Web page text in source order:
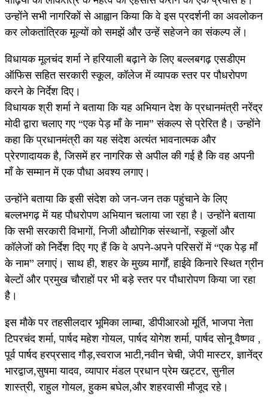
उन्होंने सभी नागरिकों से आह्वान किया कि वे इस प्रदर्शनी का अवलोकन
कर लोकतांत्रिक मूल्यों को समझें और उन्हें सहेजने का संकल्प लें।
विधायक मूलचंद शर्मा ने हरियाली बढ़ाने के लिए बल्लबगढ़ एसडीएम
ऑफिस सहित सरकारी स्कूल, कॉलेज में व्यापक स्तर पर पौधरोपण
करने के निर्देश दिए।
विधायक श्री शर्मा ने बताया कि यह अभियान देश के प्रधानमंत्री नरेंद्र
मोदी द्वारा चलाए गए “एक पेड़ माँ के नाम” संकल्प से प्रेरित है। उन्होंने
कहा कि प्रधानमंत्री का यह संदेश अत्यंत भावनात्मक और
प्रेरणादायक है, जिसमें हर नागरिक से अपील की गई है कि वह अपनी
माँ के सम्मान में एक पौधा अवश्य लगाए।
उन्होंने बताया कि इसी संदेश को जन-जन तक पहुंचाने के लिए
बल्लभगढ़ में यह पौधरोपण अभियान चलाया जा रहा है। उन्होंने बताया
कि सभी सरकारी विभागों, निजी औद्योगिक संस्थानों, स्कूलों और
कॉलेजों को निर्देश दिए गए हैं कि वे अपने-अपने परिसरों में “एक पेड़ माँ
के नाम” लगाएं। साथ ही, शहर के मुख्य मार्गों, हाईवे किनारे स्थित ग्रीन
बेल्टों और प्रमुख चौराहों पर भी बड़े स्तर पर पौधारोपण किया जा रहा
है।
इस मौके पर तहसीलदार भूमिका लाम्बा, डीपीआरओ मूर्ति, भाजपा नेता
टिपरचंद शर्मा, पार्षद महेश गोयल, पार्षद योगेश शर्मा, पार्षद सोनू वैष्णव ,
पूर्व पार्षद हरप्रसाद गौड़,स्वराज भाटी,नवीन चेची, जेपी मास्टर, ज्ञानेंद्र
भारद्वाज,सुषमा यादव, व्यापार मंडल प्रधान प्रेम खट्टर, सुनील
शास्त्री, राहुल गोयल, हुकम बघेल,और शहरवासी मौजूद रहे।